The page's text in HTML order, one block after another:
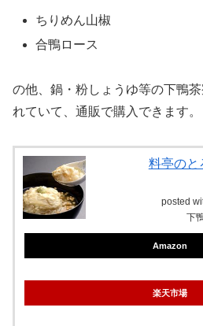
ちりめん山椒
合鴨ロース
の他、鍋・粉しょうゆ等の下鴨
れていて、通販で購入できます。
料亭のと
posted
下
Amazon
楽天市場